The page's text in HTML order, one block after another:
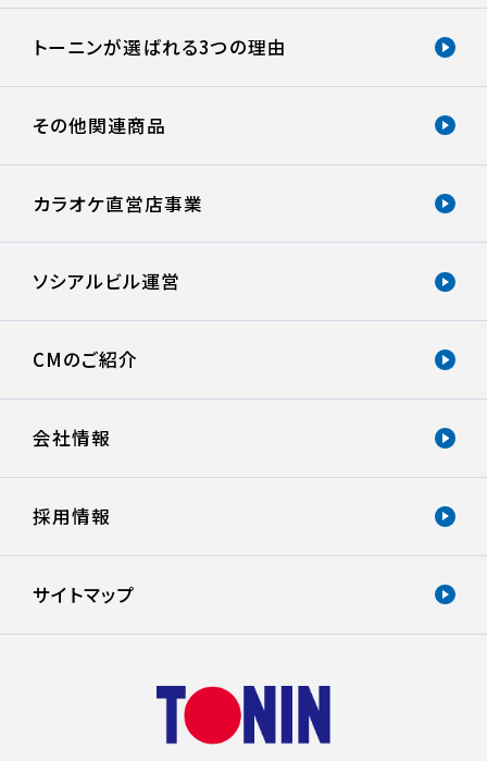
トーニンが選ばれる3つの理由
その他関連商品
カラオケ直営店事業
ソシアルビル運営
CMのご紹介
会社情報
採用情報
サイトマップ